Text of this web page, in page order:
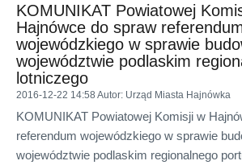
KOMUNIKAT Powiatowej
Hajnówce do spraw
wojewódzkiego w sprawie
województwie podlaskim
lotniczego
2016-12-22 14:58 Autor: Urząd Miasta Hajnówka
KOMUNIKAT Powiatowej Komisji w
referendum wojewódzkiego w sprawie
województwie podlaskim regionalnego